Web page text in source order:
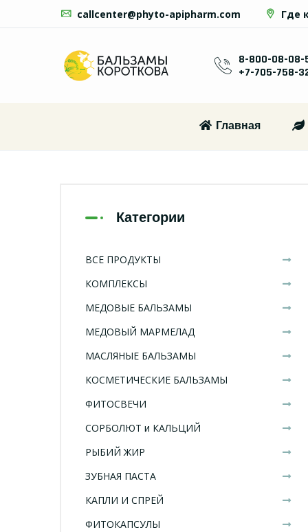
callcenter@phyto-apipharm.com Где
8-800-08-08-
+7-705-758-
Главная
Категории
ВСЕ ПРОДУКТЫ
КОМПЛЕКСЫ
МЕДОВЫЕ БАЛЬЗАМЫ
МЕДОВЫЙ МАРМЕЛАД
МАСЛЯНЫЕ БАЛЬЗАМЫ
КОСМЕТИЧЕСКИЕ БАЛЬЗАМЫ
ФИТОСВЕЧИ
СОРБОЛЮТ и КАЛЬЦИЙ
РЫБИЙ ЖИР
ЗУБНАЯ ПАСТА
КАПЛИ И СПРЕЙ
ФИТОКАПСУЛЫ